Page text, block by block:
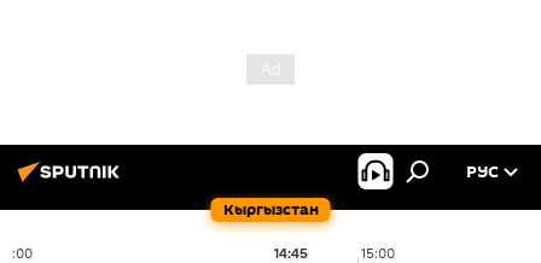
Кыргызстан
РУС
14:00 15:00
14:45